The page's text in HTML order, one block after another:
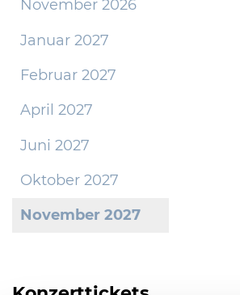
November 2026
Januar 2027
Februar 2027
April 2027
Juni 2027
Oktober 2027
November 2027